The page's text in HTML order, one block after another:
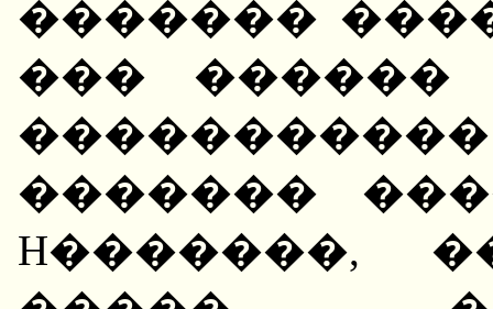
�������
��� ������
�������
H�������,